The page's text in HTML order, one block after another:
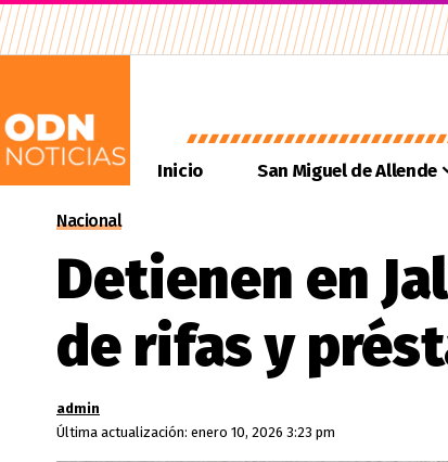
Inicio San Miguel de Allende
Nacional
Detienen en
de rifas y
Última actualización: enero 10, 2026 3:23 pm
admin